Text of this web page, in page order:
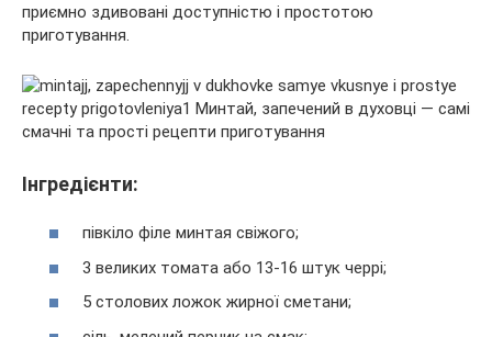
приємно здивовані доступністю і простотою
приготування.
Інгредієнти:
півкіло філе минтая свіжого;
3 великих томата або 13-16 штук черрі;
5 столових ложок жирної сметани;